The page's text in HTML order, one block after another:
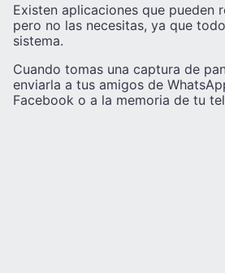
Existen aplicaciones que pueden
pero no las necesitas, ya que
sistema.
Cuando tomas una captura de
enviarla a tus amigos de
Facebook o a la memoria de tu